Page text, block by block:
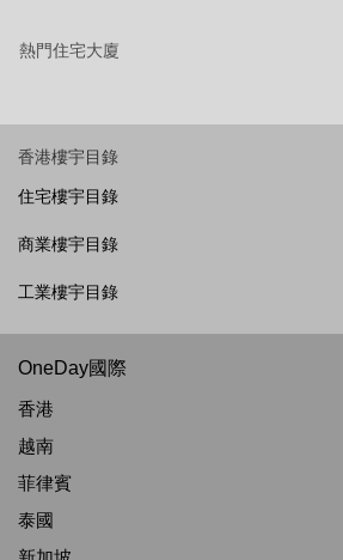
熱門住宅大廈
香港樓宇目錄
住宅樓宇目錄
商業樓宇目錄
工業樓宇目錄
OneDay國際
香港
越南
菲律賓
泰國